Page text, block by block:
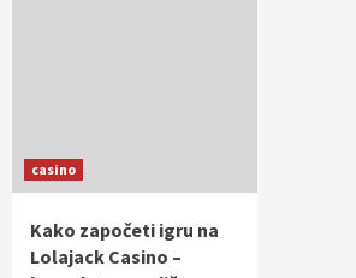
casino
Kako započeti igru na
Lolajack Casino –